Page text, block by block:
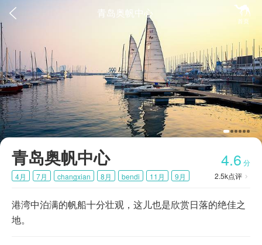
 
首页
青岛奥帆中心
青岛奥帆中心 4.6 分
2.5k点评 
4月 7月 changxian 8月 bendi 11月
9月
城市好玩
周末玩乐 本地玩乐 周边度假
休闲玩乐
游船
港湾中泊满的帆船十分壮观，这儿也是欣赏日落的绝佳之
地。